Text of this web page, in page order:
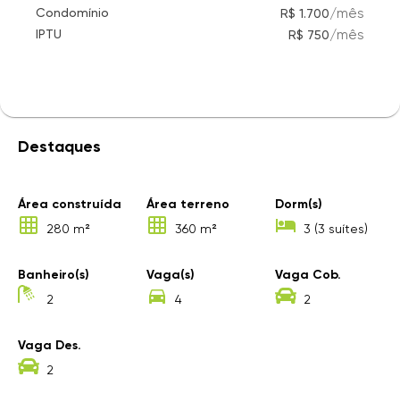
Condomínio R$ 1.700/mês
IPTU R$ 750/mês
Destaques
Área construída
280 m²
Área terreno
360 m²
Dorm(s)
3 (3 suítes)
Banheiro(s)
2
Vaga(s)
4
Vaga Cob.
2
Vaga Des.
2